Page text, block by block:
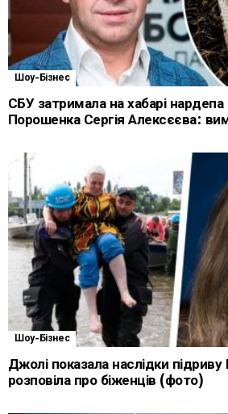
Шоу-Бізнес
СБУ затримала на хабарі нардепа
Порошенка Сергія Алексєєва:
Шоу-Бізнес
Джолі показала наслідки підриву
розповіла про біженців (фото)